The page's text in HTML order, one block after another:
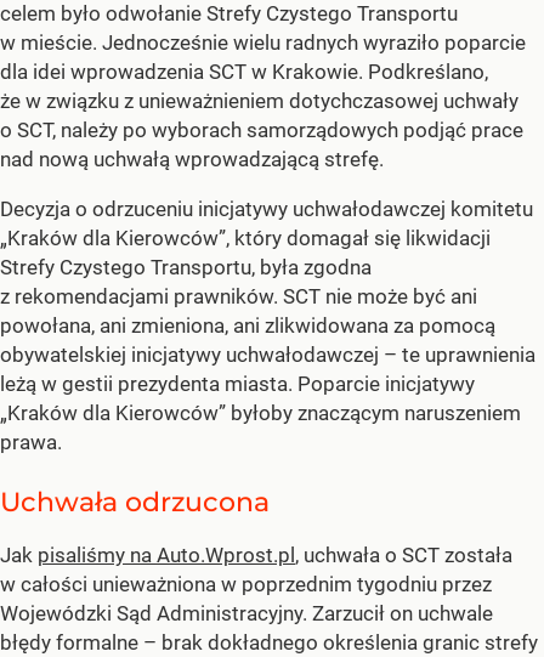
celem było odwołanie Strefy Czystego Transportu
w mieście. Jednocześnie wielu radnych wyraziło poparcie
dla idei wprowadzenia SCT w Krakowie. Podkreślano,
że w związku z unieważnieniem dotychczasowej uchwały
o SCT, należy po wyborach samorządowych podjąć prace
nad nową uchwałą wprowadzającą strefę.
Decyzja o odrzuceniu inicjatywy uchwałodawczej komitetu
„Kraków dla Kierowców”, który domagał się likwidacji
Strefy Czystego Transportu, była zgodna
z rekomendacjami prawników. SCT nie może być ani
powołana, ani zmieniona, ani zlikwidowana za pomocą
obywatelskiej inicjatywy uchwałodawczej – te uprawnienia
leżą w gestii prezydenta miasta. Poparcie inicjatywy
„Kraków dla Kierowców” byłoby znaczącym naruszeniem
prawa.
Uchwała odrzucona
Jak pisaliśmy na Auto.Wprost.pl , uchwała o SCT została
w całości unieważniona w poprzednim tygodniu przez
Wojewódzki Sąd Administracyjny. Zarzucił on uchwale
błędy formalne – brak dokładnego określenia granic strefy